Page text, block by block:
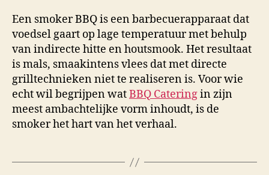
Een smoker BBQ is een barbecuerapparaat dat
voedsel gaart op lage temperatuur met behulp
van indirecte hitte en houtsmook. Het resultaat
is mals, smaakintens vlees dat met directe
grilltechnieken niet te realiseren is. Voor wie
echt wil begrijpen watBBQ Cateringin zijn
meest ambachtelijke vorm inhoudt, is de
smoker het hart van het verhaal.